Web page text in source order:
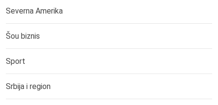
Severna Amerika
Šou biznis
Sport
Srbija i region